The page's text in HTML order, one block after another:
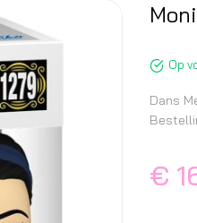
begin
Op
Dans
€